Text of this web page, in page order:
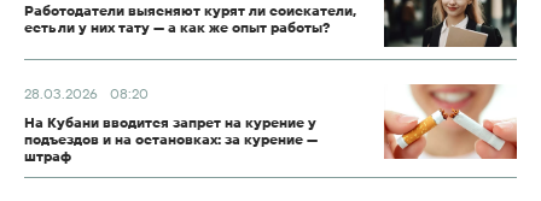
Работодатели выясняют курят ли соискатели,
есть ли у них тату — а как же опыт работы?
28.03.2026
08:20
На Кубани вводится запрет на курение у
подъездов и на остановках: за курение —
штраф